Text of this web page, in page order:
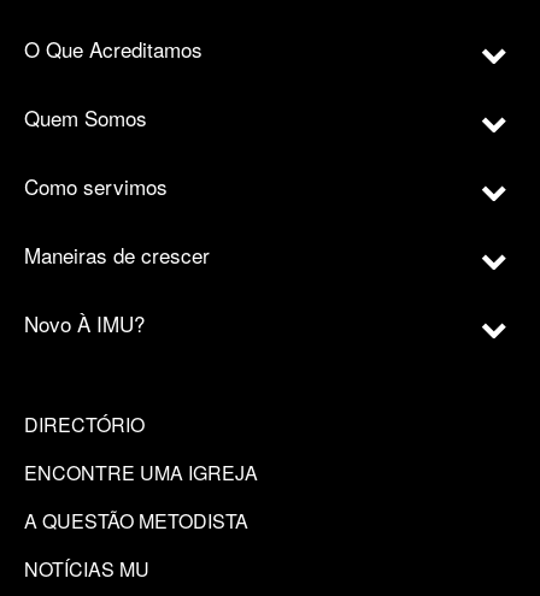
O Que Acreditamos
Quem Somos
Como servimos
Maneiras de crescer
Novo À IMU?
DIRECTÓRIO
ENCONTRE UMA IGREJA
A QUESTÃO METODISTA
NOTÍCIAS MU